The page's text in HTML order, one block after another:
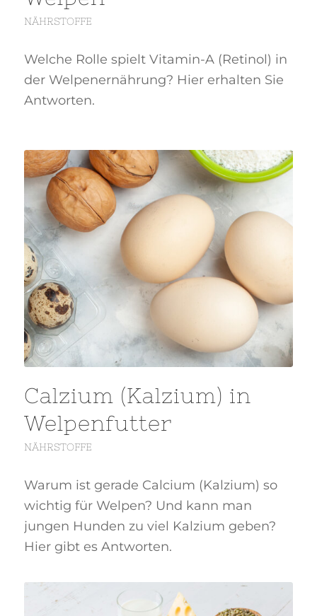
NÄHRSTOFFE
Welche Rolle spielt Vitamin-A (Retinol) in
der Welpenernährung? Hier erhalten Sie
Antworten.
Calzium (Kalzium) in
Welpenfutter
NÄHRSTOFFE
Warum ist gerade Calcium (Kalzium) so
wichtig für Welpen? Und kann man
jungen Hunden zu viel Kalzium geben?
Hier gibt es Antworten.